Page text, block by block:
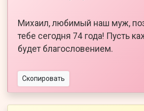
Михаил, любимый наш муж,
тебе сегодня 74 года! Пусть
будет благословением.
Скопировать